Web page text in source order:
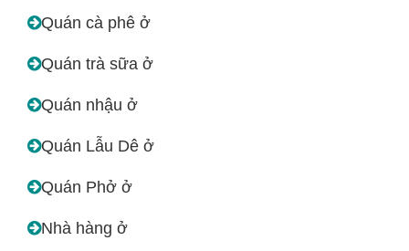
Quán cà phê ở
Quán trà sữa ở
Quán nhậu ở
Quán Lẫu Dê ở
Quán Phở ở
Nhà hàng ở